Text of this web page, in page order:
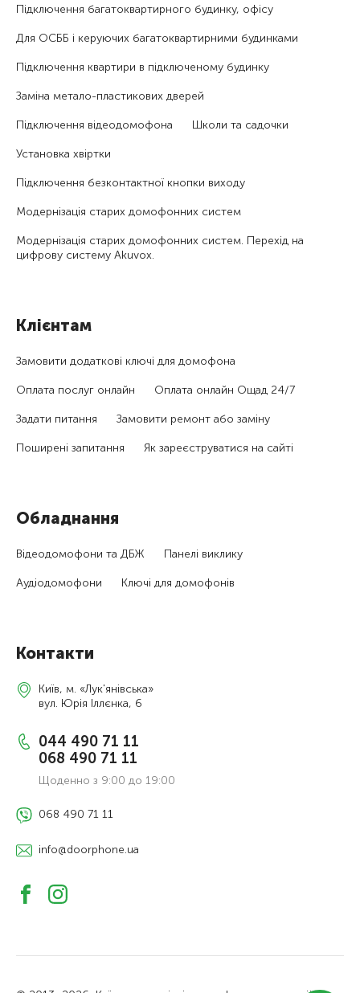
Підключення багатоквартирного будинку, офісу
Для ОСББ і керуючих багатоквартирними будинками
Підключення квартири в підключеному будинку
Заміна метало-пластикових дверей
Підключення відеодомофона Школи та садочки
Установка хвіртки
Підключення безконтактної кнопки виходу
Модернізація старих домофонних систем
Модернізація старих домофонних систем. Перехід на
цифрову систему Akuvox.
Клієнтам
Замовити додаткові ключі для домофона
Оплата послуг онлайн Оплата онлайн Ощад 24/7
Задати питання Замовити ремонт або заміну
Поширені запитання Як зареєструватися на сайті
Обладнання
Відеодомофони та ДБЖ Панелі виклику
Аудіодомофони Ключі для домофонів
Контакти
Київ, м. «Лук'янівська»
вул. Юрія Іллєнка, 6
044 490 71 11
068 490 71 11
Щоденно з 9:00 до 19:00
068 490 71 11
info@doorphone.ua